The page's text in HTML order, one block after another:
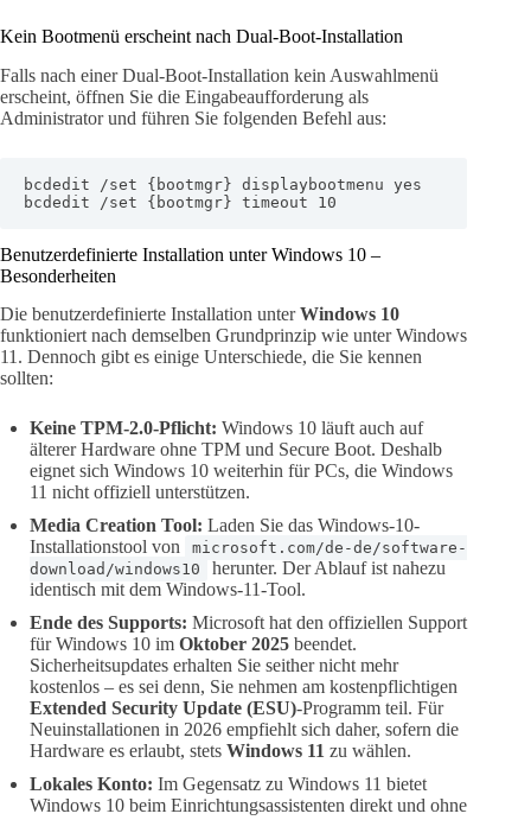
Kein Bootmenü erscheint nach Dual-Boot-Installation
Falls nach einer Dual-Boot-Installation kein Auswahlmenü
erscheint, öffnen Sie die Eingabeaufforderung als
Administrator und führen Sie folgenden Befehl aus:
bcdedit /set {bootmgr} displaybootmenu yes
bcdedit /set {bootmgr} timeout 10
Benutzerdefinierte Installation unter Windows 10 –
Besonderheiten
Die benutzerdefinierte Installation unterWindows 10
funktioniert nach demselben Grundprinzip wie unter Windows
11. Dennoch gibt es einige Unterschiede, die Sie kennen
sollten:
Keine TPM-2.0-Pflicht: Windows 10 läuft auch auf
älterer Hardware ohne TPM und Secure Boot. Deshalb
eignet sich Windows 10 weiterhin für PCs, die Windows
11 nicht offiziell unterstützen.
Media Creation Tool: Laden Sie das Windows-10-
Installationstool von
microsoft.com/de-de/software-
download/windows10
herunter. Der Ablauf ist nahezu
identisch mit dem Windows-11-Tool.
Ende des Supports: Microsoft hat den offiziellen Support
für Windows 10 im Oktober 2025 beendet.
Sicherheitsupdates erhalten Sie seither nicht mehr
kostenlos – es sei denn, Sie nehmen am kostenpflichtigen
Extended Security Update (ESU)-Programm teil. Für
Neuinstallationen in 2026 empfiehlt sich daher, sofern die
Hardware es erlaubt, stets Windows 11 zu wählen.
Lokales Konto: Im Gegensatz zu Windows 11 bietet
Windows 10 beim Einrichtungsassistenten direkt und ohne